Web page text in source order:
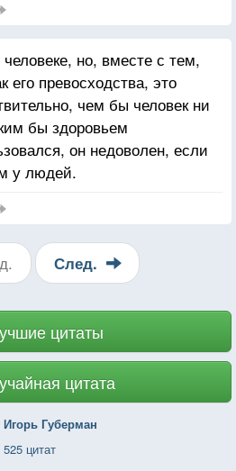
в надежде, что оно
устроить будущее.
бывает нашей целью, оно
единственная цель
что мы никогда не
жить и, уповая на
и не обретаем.
но, вместе с тем,
превосходства, это
чем бы человек ни
бы здоровьем
он недоволен, если
у людей.
След.
цитаты
цитата
Игорь Губерман
525 цитат